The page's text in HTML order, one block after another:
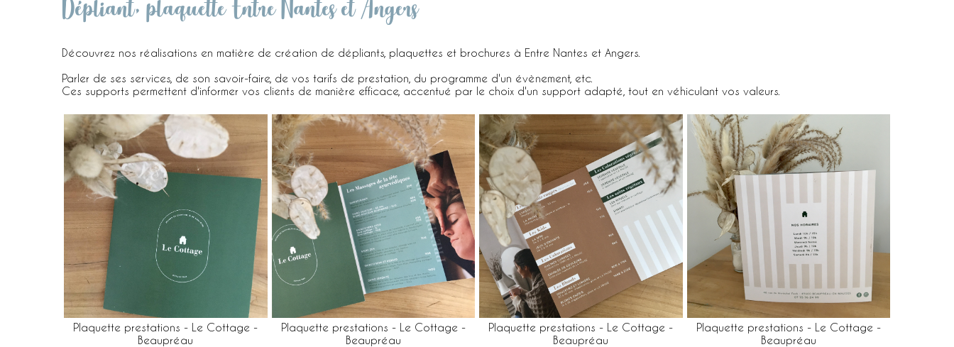
Dépliant, plaquette Entre Nantes et Angers
Découvrez nos réalisations en matière de création de dépliants, plaquettes et brochures à Entre Nantes et Angers.
Parler de ses services, de son savoir-faire, de vos tarifs de prestation, du programme d'un évènement, etc.
Ces supports permettent d'informer vos clients de manière efficace, accentué par le choix d'un support adapté, tout en véhiculant vos valeurs.
Plaquette prestations - Le Cottage -
Beaupréau
Plaquette prestations - Le Cottage -
Beaupréau
Plaquette prestations - Le Cottage -
Beaupréau
Plaquette prestations - Le Cottage -
Beaupréau